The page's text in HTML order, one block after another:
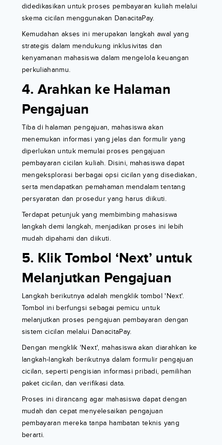
didedikasikan untuk proses pembayaran kuliah melalui
skema cicilan menggunakan DanacitaPay.
Kemudahan akses ini merupakan langkah awal yang
strategis dalam mendukung inklusivitas dan
kenyamanan mahasiswa dalam mengelola keuangan
perkuliahanmu.
4. Arahkan ke Halaman
Pengajuan
Tiba di halaman pengajuan, mahasiswa akan
menemukan informasi yang jelas dan formulir yang
diperlukan untuk memulai proses pengajuan
pembayaran cicilan kuliah. Disini, mahasiswa dapat
mengeksplorasi berbagai opsi cicilan yang disediakan,
serta mendapatkan pemahaman mendalam tentang
persyaratan dan prosedur yang harus diikuti.
Terdapat petunjuk yang membimbing mahasiswa
langkah demi langkah, menjadikan proses ini lebih
mudah dipahami dan diikuti.
5. Klik Tombol ‘Next’ untuk
Melanjutkan Pengajuan
Langkah berikutnya adalah mengklik tombol 'Next'.
Tombol ini berfungsi sebagai pemicu untuk
melanjutkan proses pengajuan pembayaran dengan
sistem cicilan melalui DanacitaPay.
Dengan mengklik 'Next', mahasiswa akan diarahkan ke
langkah-langkah berikutnya dalam formulir pengajuan
cicilan, seperti pengisian informasi pribadi, pemilihan
paket cicilan, dan verifikasi data.
Proses ini dirancang agar mahasiswa dapat dengan
mudah dan cepat menyelesaikan pengajuan
pembayaran mereka tanpa hambatan teknis yang
berarti.